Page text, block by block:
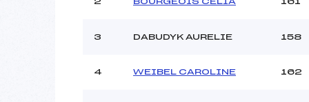
Pénalité appliquée :
3 DABUDYK AURELIE 158
4 WEIBEL CAROLINE 162